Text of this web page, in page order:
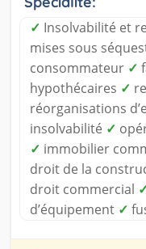
✓ Insolvabilité et
mises sous
consommateur ✓
hypothécaires ✓
réorganisations
insolvabilité ✓
✓ immobilier
droit de la
droit commercial
d’équipement ✓